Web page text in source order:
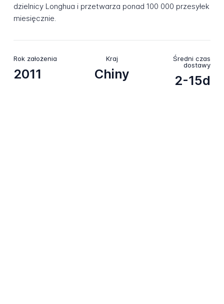
dzielnicy Longhua i przetwarza ponad 100 000 przesyłek
miesięcznie.
Rok założenia
2011
Kraj
Chiny
Średni czas
dostawy
2-15d